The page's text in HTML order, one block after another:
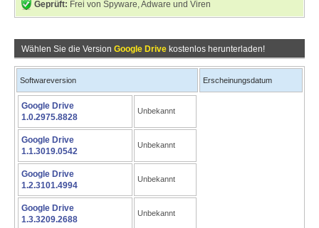
Geprüft: Frei von Spyware, Adware und Viren
Wählen Sie die Version Google Drive kostenlos herunterladen!
Softwareversion Erscheinungsdatum
Google Drive
1.0.2975.8828
Unbekannt
Google Drive
1.1.3019.0542
Unbekannt
Google Drive
1.2.3101.4994
Unbekannt
Google Drive
1.3.3209.2688
Unbekannt